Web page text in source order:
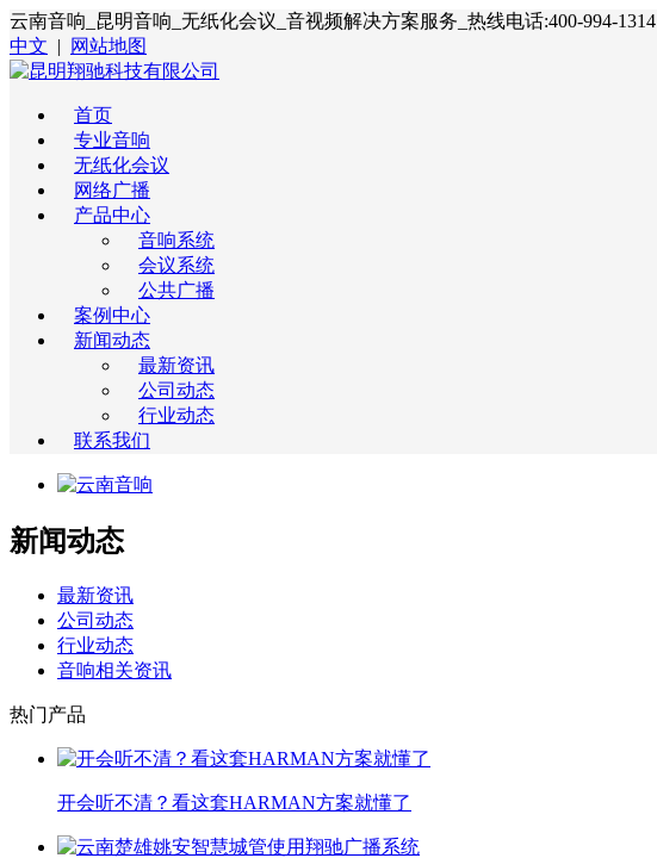
云南音响_昆明音响_无纸化会议_音视频解决方案服务_热线电话:400-994-1314
中文 | 网站地图
首页
专业音响
无纸化会议
网络广播
产品中心
音响系统
会议系统
公共广播
案例中心
新闻动态
最新资讯
公司动态
行业动态
联系我们
新闻动态
最新资讯
公司动态
行业动态
音响相关资讯
热门产品
开会听不清？看这套HARMAN方案就懂了